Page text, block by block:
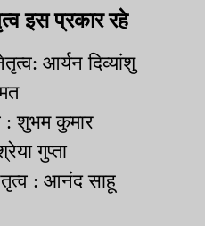
इस प्रकार रहे
आर्यन दिव्यांशु
: शुभम कुमार
गुप्ता
: आनंद साहू